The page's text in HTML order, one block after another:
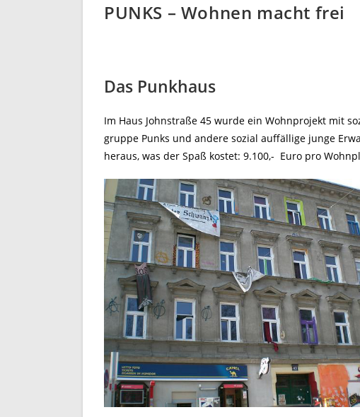
PUNKS – Wohnen macht frei
Das Punkhaus
Im Haus Johnstraße 45 wurde ein Wohnprojekt mit
gruppe Punks und andere sozial auffällige junge
heraus, was der Spaß kostet: 9.100,- Euro pro